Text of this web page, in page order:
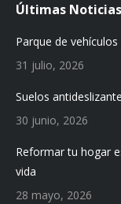
Últimas Noticias
Parque de
31 julio, 2026
Suelos
30 junio, 2026
Reformar tu hogar
vida
28 mayo, 2026